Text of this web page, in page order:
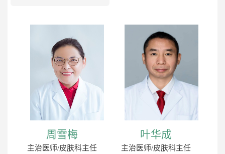
周雪梅
主治医师/皮肤科主任
叶华成
主治医师/皮肤科主任